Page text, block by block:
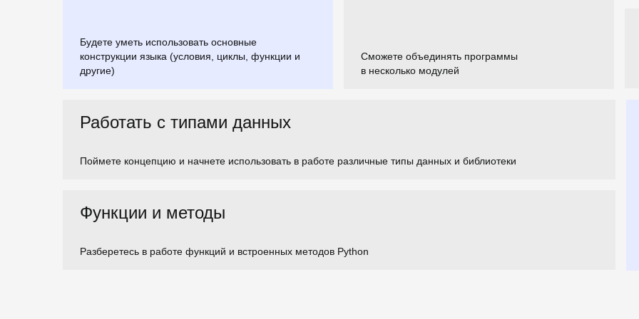
Функции и методы
Разберетесь в работе функций и встроенных методов Python
Работать с типами данных
Поймете концепцию и начнете использовать в работе различные типы данных и библиотеки
Сможете объединять программы
в несколько модулей
Будете уметь использовать основные
конструкции языка (условия, циклы, функции и
другие)